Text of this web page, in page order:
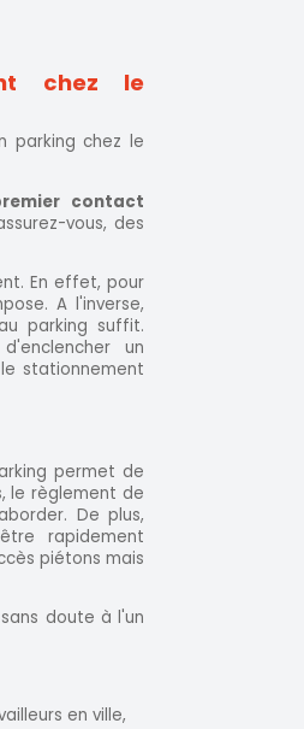
chez le
parking chez le
contact
vous, des
En effet, pour
A l'inverse,
parking suffit.
un
stationnement
permet de
le règlement de
De plus,
rapidement
piétons mais
doute à l'un
en ville,